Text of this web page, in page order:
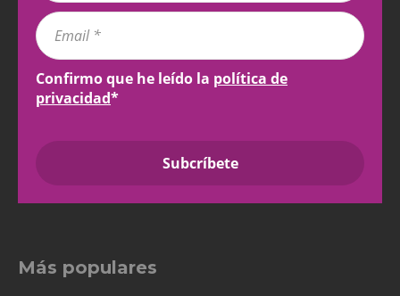
Confirmo que he leído la política de
privacidad*
Más populares